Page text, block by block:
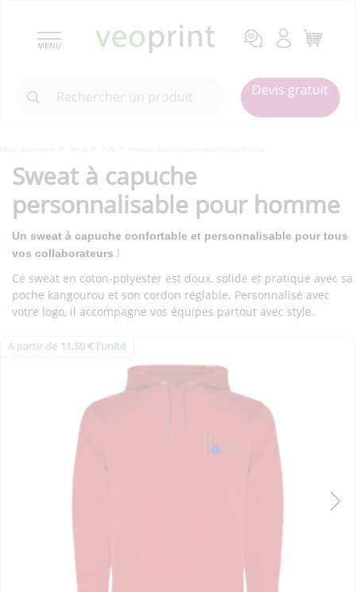
MENU
Devis gratuit
Sweat à capuche
personnalisable pour homme
Un sweat à capuche confortable et personnalisable pour tous
vos collaborateurs !
Ce sweat en coton-polyester est doux, solide et pratique avec sa
poche kangourou et son cordon réglable. Personnalisé avec
votre logo, il accompagne vos équipes partout avec style.
A partir de 11,50 € l'unité